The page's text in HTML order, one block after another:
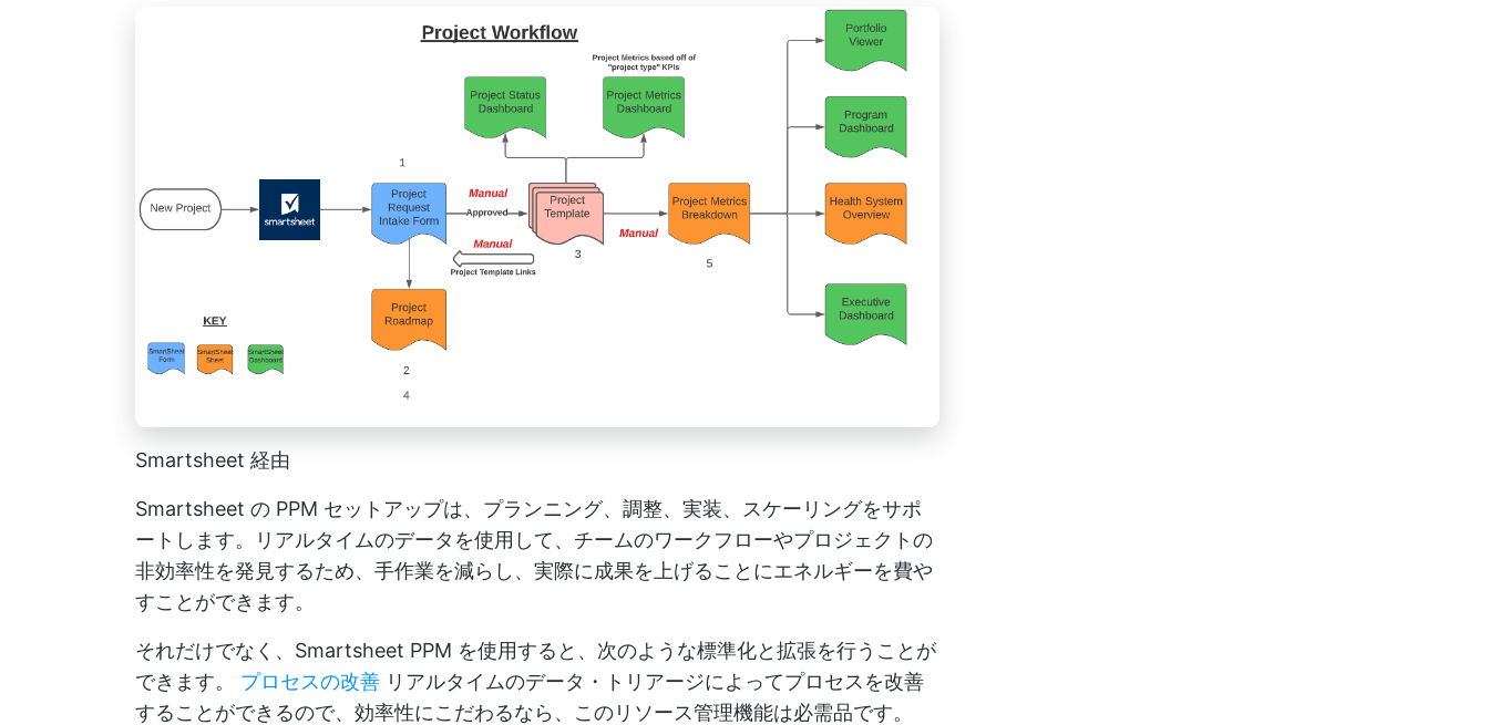
Smartsheet 経由
Smartsheet の PPM セットアップは、プランニング、調整、実装、スケーリングをサポ
ートします。リアルタイムのデータを使用して、チームのワークフローやプロジェクトの
非効率性を発見するため、手作業を減らし、実際に成果を上げることにエネルギーを費や
すことができます。
それだけでなく、Smartsheet PPM を使用すると、次のような標準化と拡張を行うことが
できます。 プロセスの改善 リアルタイムのデータ・トリアージによってプロセスを改善
することができるので、効率性にこだわるなら、このリソース管理機能は必需品です。